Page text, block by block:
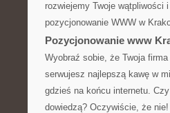
rozwiejemy Twoje wątpliwości
pozycjonowanie WWW w
Pozycjonowanie www
Wyobraź sobie, że Twoja
serwujesz najlepszą kawę w
gdzieś na końcu internetu.
dowiedzą? Oczywiście, że